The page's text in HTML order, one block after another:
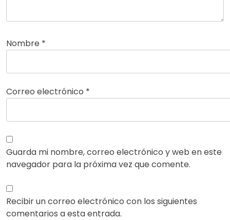
Nombre *
Correo electrónico *
Guarda mi nombre, correo electrónico y web en este
navegador para la próxima vez que comente.
Recibir un correo electrónico con los siguientes
comentarios a esta entrada.